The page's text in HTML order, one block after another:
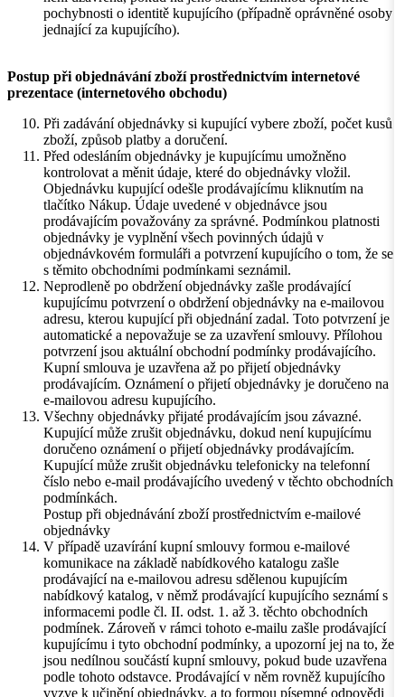
pochybnosti o identitě kupujícího (případně oprávněné osoby
jednající za kupujícího).
Postup při objednávání zboží prostřednictvím internetové
prezentace (internetového obchodu)
Při zadávání objednávky si kupující vybere zboží, počet kusů
zboží, způsob platby a doručení.
Před odesláním objednávky je kupujícímu umožněno
kontrolovat a měnit údaje, které do objednávky vložil.
Objednávku kupující odešle prodávajícímu kliknutím na
tlačítko Nákup. Údaje uvedené v objednávce jsou
prodávajícím považovány za správné. Podmínkou platnosti
objednávky je vyplnění všech povinných údajů v
objednávkovém formuláři a potvrzení kupujícího o tom, že se
s těmito obchodními podmínkami seznámil.
Neprodleně po obdržení objednávky zašle prodávající
kupujícímu potvrzení o obdržení objednávky na e-mailovou
adresu, kterou kupující při objednání zadal. Toto potvrzení je
automatické a nepovažuje se za uzavření smlouvy. Přílohou
potvrzení jsou aktuální obchodní podmínky prodávajícího.
Kupní smlouva je uzavřena až po přijetí objednávky
prodávajícím. Oznámení o přijetí objednávky je doručeno na
e-mailovou adresu kupujícího.
Všechny objednávky přijaté prodávajícím jsou závazné.
Kupující může zrušit objednávku, dokud není kupujícímu
doručeno oznámení o přijetí objednávky prodávajícím.
Kupující může zrušit objednávku telefonicky na telefonní
číslo nebo e-mail prodávajícího uvedený v těchto obchodních
podmínkách.
Postup při objednávání zboží prostřednictvím e-mailové
objednávky
V případě uzavírání kupní smlouvy formou e-mailové
komunikace na základě nabídkového katalogu zašle
prodávající na e-mailovou adresu sdělenou kupujícím
nabídkový katalog, v němž prodávající kupujícího seznámí s
informacemi podle čl. II. odst. 1. až 3. těchto obchodních
podmínek. Zároveň v rámci tohoto e-mailu zašle prodávající
kupujícímu i tyto obchodní podmínky, a upozorní jej na to, že
jsou nedílnou součástí kupní smlouvy, pokud bude uzavřena
podle tohoto odstavce. Prodávající v něm rovněž kupujícího
vyzve k učinění objednávky, a to formou písemné odpovědi